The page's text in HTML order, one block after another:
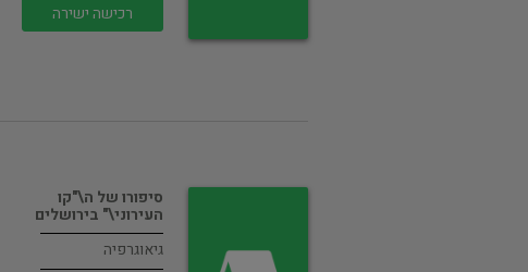
רכישה ישירה
סיפורו של ה\"קו
העירוני\" בירושלים
גיאוגרפיה